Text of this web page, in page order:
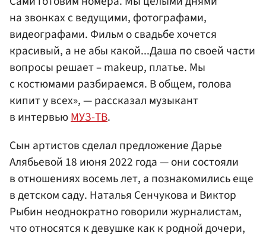
на звонках с ведущими, фотографами,
видеографами. Фильм о свадьбе хочется
красивый, а не абы какой...Даша по своей части
вопросы решает – makeup, платье. Мы
с костюмами разбираемся. В общем, голова
кипит у всех», — рассказал музыкант
в интервьюМУЗ-ТВ.
Сын артистов сделал предложение Дарье
Алябьевой 18 июня 2022 года — они состояли
в отношениях восемь лет, а познакомились еще
в детском саду. Наталья Сенчукова и Виктор
Рыбин неоднократно говорили журналистам,
что относятся к девушке как к родной дочери,